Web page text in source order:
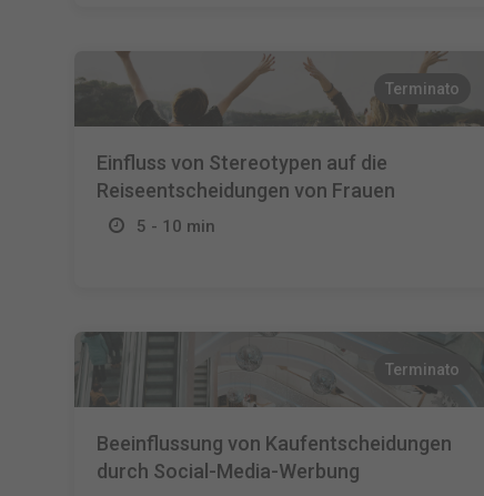
Terminato
Einfluss von Stereotypen auf die
Reiseentscheidungen von Frauen
5 - 10 min
Terminato
Beeinflussung von Kaufentscheidungen
durch Social-Media-Werbung